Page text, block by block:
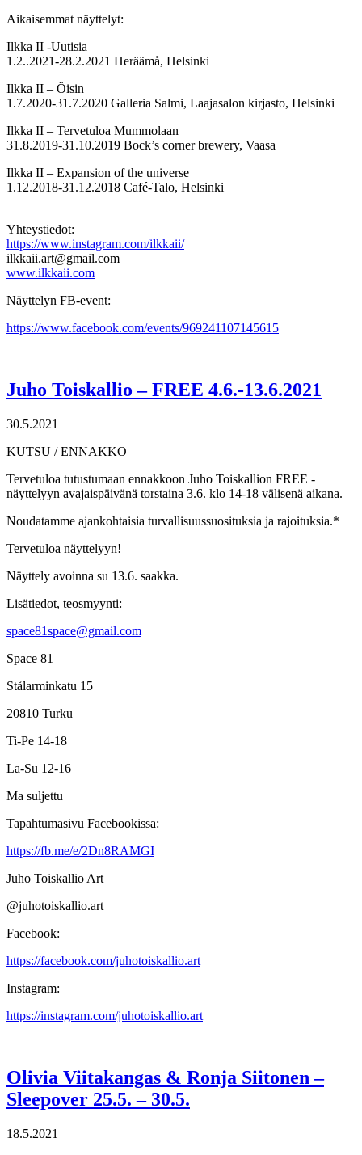
Aikaisemmat näyttelyt:
Ilkka II -Uutisia
1.2..2021-28.2.2021 Heräämå, Helsinki
Ilkka II – Öisin
1.7.2020-31.7.2020 Galleria Salmi, Laajasalon kirjasto, Helsinki
Ilkka II – Tervetuloa Mummolaan
31.8.2019-31.10.2019 Bock’s corner brewery, Vaasa
Ilkka II – Expansion of the universe
1.12.2018-31.12.2018 Café-Talo, Helsinki
Yhteystiedot:
https://www.instagram.com/ilkkaii/
ilkkaii.art@gmail.com
www.ilkkaii.com
Näyttelyn FB-event:
https://www.facebook.com/events/969241107145615
Juho Toiskallio – FREE 4.6.-13.6.2021
30.5.2021
KUTSU / ENNAKKO
Tervetuloa tutustumaan ennakkoon Juho Toiskallion FREE -
näyttelyyn avajaispäivänä torstaina 3.6. klo 14-18 välisenä aikana.
Noudatamme ajankohtaisia turvallisuussuosituksia ja rajoituksia.*
Tervetuloa näyttelyyn!️
Näyttely avoinna su 13.6. saakka.
Lisätiedot, teosmyynti:
space81space@gmail.com
Space 81
Stålarminkatu 15
20810 Turku
Ti-Pe 14-18
La-Su 12-16
Ma suljettu
Tapahtumasivu Facebookissa:
https://fb.me/e/2Dn8RAMGI
Juho Toiskallio Art
@juhotoiskallio.art
Facebook:
https://facebook.com/juhotoiskallio.art
Instagram:
https://instagram.com/juhotoiskallio.art
Olivia Viitakangas & Ronja Siitonen –
Sleepover 25.5. – 30.5.
18.5.2021